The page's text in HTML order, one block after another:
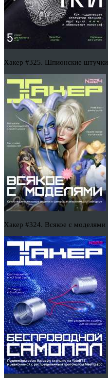
Хакер #325. Шпионские штучки
Хакер #324. Всякое с моделями